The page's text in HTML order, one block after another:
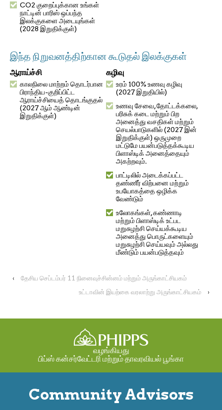
CO2 குறைப்புக்கான உங்கள்
நாட்டின் பாரிஸ் ஒப்பந்த
இலக்குகளை அடையுங்கள்
(2028 இறுதிக்குள்)
இந்த நிறுவனத்திற்கான கூடுதல் இலக்குகள்
ஆராய்ச்சி
காலநிலை மாற்றம் தொடர்பான
பிராந்திய-குறிப்பிட்ட
ஆராய்ச்சியைத் தொடங்குதல்
(2027 ஆம் ஆண்டின்
இறுதிக்குள்)
கழிவு
உரம் 100% உணவு கழிவு
(2027 இறுதியில்)
உணவு சேவை, தோட்டக்கலை,
பரிசுக் கடை மற்றும் பிற
அனைத்து வசதிகள் மற்றும்
செயல்பாடுகளில் (2027 இன்
இறுதிக்குள்) ஒருமுறை
மட்டுமே பயன்படுத்தக்கூடிய
பிளாஸ்டிக் அனைத்தையும்
அகற்றவும்.
பாட்டிலில் அடைக்கப்பட்ட
தண்ணீர் விற்பனை மற்றும்
உபயோகத்தை ஒழிக்க
வேண்டும்
உலோகங்கள், கண்ணாடி
மற்றும் பிளாஸ்டிக் உட்பட
மறுசுழற்சி செய்யக்கூடிய
அனைத்து பொருட்களையும்
மறுசுழற்சி செய்யவும் அல்லது
மீண்டும் பயன்படுத்தவும்
‹
தேசிய செப்டம்பர் 11 நினைவுச்சின்னம் மற்றும் அருங்காட்சியகம்
உட்டாவின் இயற்கை வரலாற்று அருங்காட்சியகம்
›
வழங்கியது
பிப்ஸ் கன்சர்வேட்டரி மற்றும் தாவரவியல் பூங்கா
Community Advisors